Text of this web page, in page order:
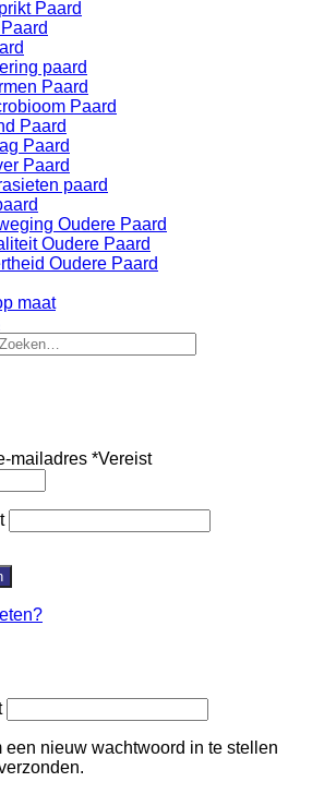
Paard
paard
Paard
Paard
Paard
Paard
Paard
paard
Oudere Paard
Oudere Paard
Oudere Paard
maat
mailadres *Vereist
een nieuw wachtwoord in te stellen